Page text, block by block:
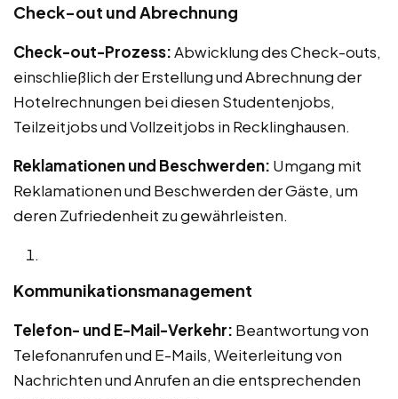
Check-out und Abrechnung
Check-out-Prozess:Abwicklung des Check-outs,
einschließlich der Erstellung und Abrechnung der
Hotelrechnungen bei diesen Studentenjobs,
Teilzeitjobs und Vollzeitjobs in Recklinghausen.
Reklamationen und Beschwerden: Umgang mit
Reklamationen und Beschwerden der Gäste, um
deren Zufriedenheit zu gewährleisten.
Kommunikationsmanagement
Telefon- und E-Mail-Verkehr: Beantwortung von
Telefonanrufen und E-Mails, Weiterleitung von
Nachrichten und Anrufen an die entsprechenden